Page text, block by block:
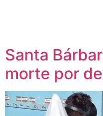
Santa
morte por